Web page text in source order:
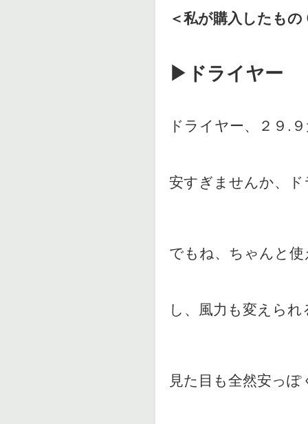
＜私が購入したも
▶︎ドライヤー
ドライヤー、２９.
安すぎませんか、
でもね、ちゃんと
し、風力も変えら
見た目も全然安っ